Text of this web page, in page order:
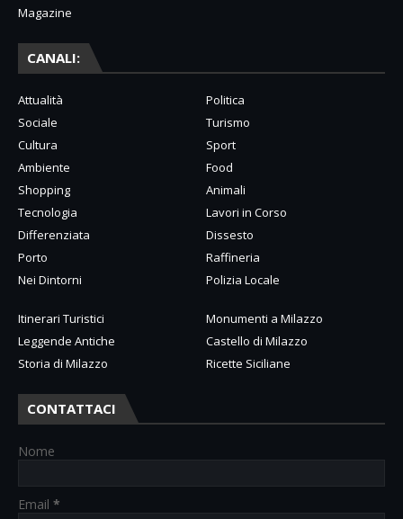
Magazine
CANALI:
Attualità
Politica
Sociale
Turismo
Cultura
Sport
Ambiente
Food
Shopping
Animali
Tecnologia
Lavori in Corso
Differenziata
Dissesto
Porto
Raffineria
Nei Dintorni
Polizia Locale
Itinerari Turistici
Monumenti a Milazzo
Leggende Antiche
Castello di Milazzo
Storia di Milazzo
Ricette Siciliane
CONTATTACI
Nome
Email *